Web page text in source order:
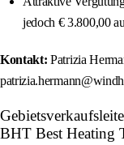
jedoch € 3.800,00
Kontakt: Patrizia
BHT Best Heating